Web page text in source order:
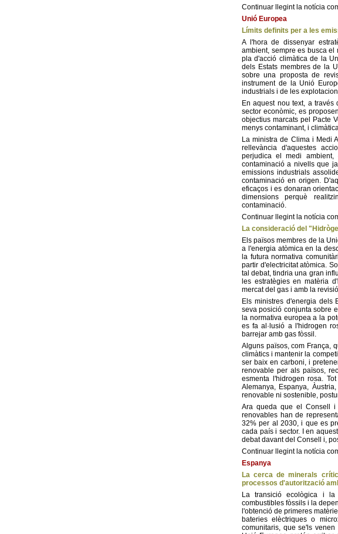
Continuar llegint la notícia
Unió Europea
Límits definits per a les
A l'hora de dissenyar
ambient, sempre es busca el
pla d'acció climàtica de la
dels Estats membres de la
sobre una proposta de
instrument de la Unió
industrials i de les
En aquest nou text, a
sector econòmic, es
objectius marcats pel Pacte
menys contaminant, i
La ministra de Clima i Medi
rellevància d'aquestes
perjudica el medi
contaminació a nivells que
emissions industrials
contaminació en origen.
eficaços i es donaran
dimensions perquè
contaminació.
Continuar llegint la notícia
La consideració del
Els països membres de la
a l'energia atòmica en la
la futura normativa
partir d'electricitat atòmica.
tal debat, tindria una gran
les estratègies en matèria
mercat del gas i amb la
Els ministres d'energia dels
seva posició conjunta sobre
la normativa europea a la
es fa al·lusió a l'hidrogen
barrejar amb gas fòssil.
Alguns països, com França,
climàtics i mantenir la
ser baix en carboni, i
renovable per als països,
esmenta l'hidrogen rosa.
Alemanya, Espanya,
renovable ni sostenible,
Ara queda que el Consell i
renovables han de
32% per al 2030, i que es
cada país i sector. I en
debat davant del Consell i,
Continuar llegint la notícia
Espanya
La cerca de minerals
processos d'autorització
La transició ecològica i
combustibles fòssils i la
l'obtenció de primeres
bateries elèctriques o
comunitaris, que se'ls